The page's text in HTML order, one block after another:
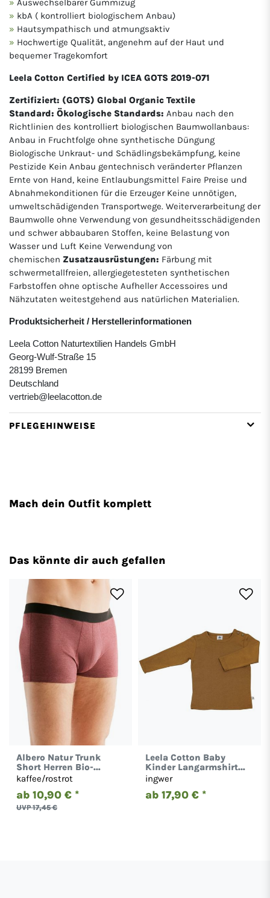
Auswechselbarer Gummizug
kbA ( kontrolliert biologischem Anbau)
Hautsympathisch und atmungsaktiv
Hochwertige Qualität, angenehm auf der Haut und
bequemer Tragekomfort
Leela Cotton Certified by ICEA GOTS 2019-071
Zertifiziert: (GOTS) Global Organic Textile
Standard: Ökologische Standards: Anbau nach den
Richtlinien des kontrolliert biologischen Baumwollanbaus:
Anbau in Fruchtfolge ohne synthetische Düngung
Biologische Unkraut- und Schädlingsbekämpfung, keine
Pestizide Kein Anbau gentechnisch veränderter Pflanzen
Ernte von Hand, keine Entlaubungsmittel Faire Preise und
Abnahmekonditionen für die Erzeuger Keine unnötigen,
umweltschädigenden Transportwege. Weiterverarbeitung der
Baumwolle ohne Verwendung von gesundheitsschädigenden
und schwer abbaubaren Stoffen, keine Belastung von
Wasser und Luft Keine Verwendung von
chemischen Zusatzausrüstungen: Färbung mit
schwermetallfreien, allergiegetesteten synthetischen
Farbstoffen ohne optische Aufheller Accessoires und
Nähzutaten weitestgehend aus natürlichen Materialien.
Produktsicherheit / Herstellerinformationen
Leela Cotton Naturtextilien Handels GmbH
Georg-Wulf-Straße 15
28199 Bremen
Deutschland
vertrieb@leelacotton.de
PFLEGEHINWEISE
Mach dein Outfit komplett
Das könnte dir auch gefallen
Albero Natur Trunk
Short Herren Bio-
Baumwolle Gestreift
kaffee/rostrot
UVP 17,45 €
ab 10,90 € *
Leela Cotton Baby
Kinder Langarmshirt
Bio-Baumwolle Basic
ingwer
ab 17,90 € *